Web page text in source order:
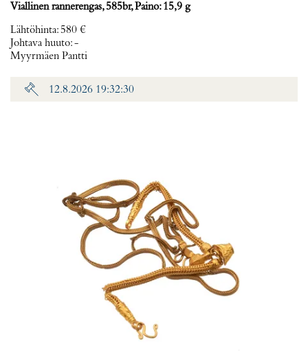
Viallinen rannerengas, 585br, Paino: 15,9 g
Lähtöhinta: 580 €
Johtava huuto:-
Myyrmäen Pantti
12.8.2026 19:32:30